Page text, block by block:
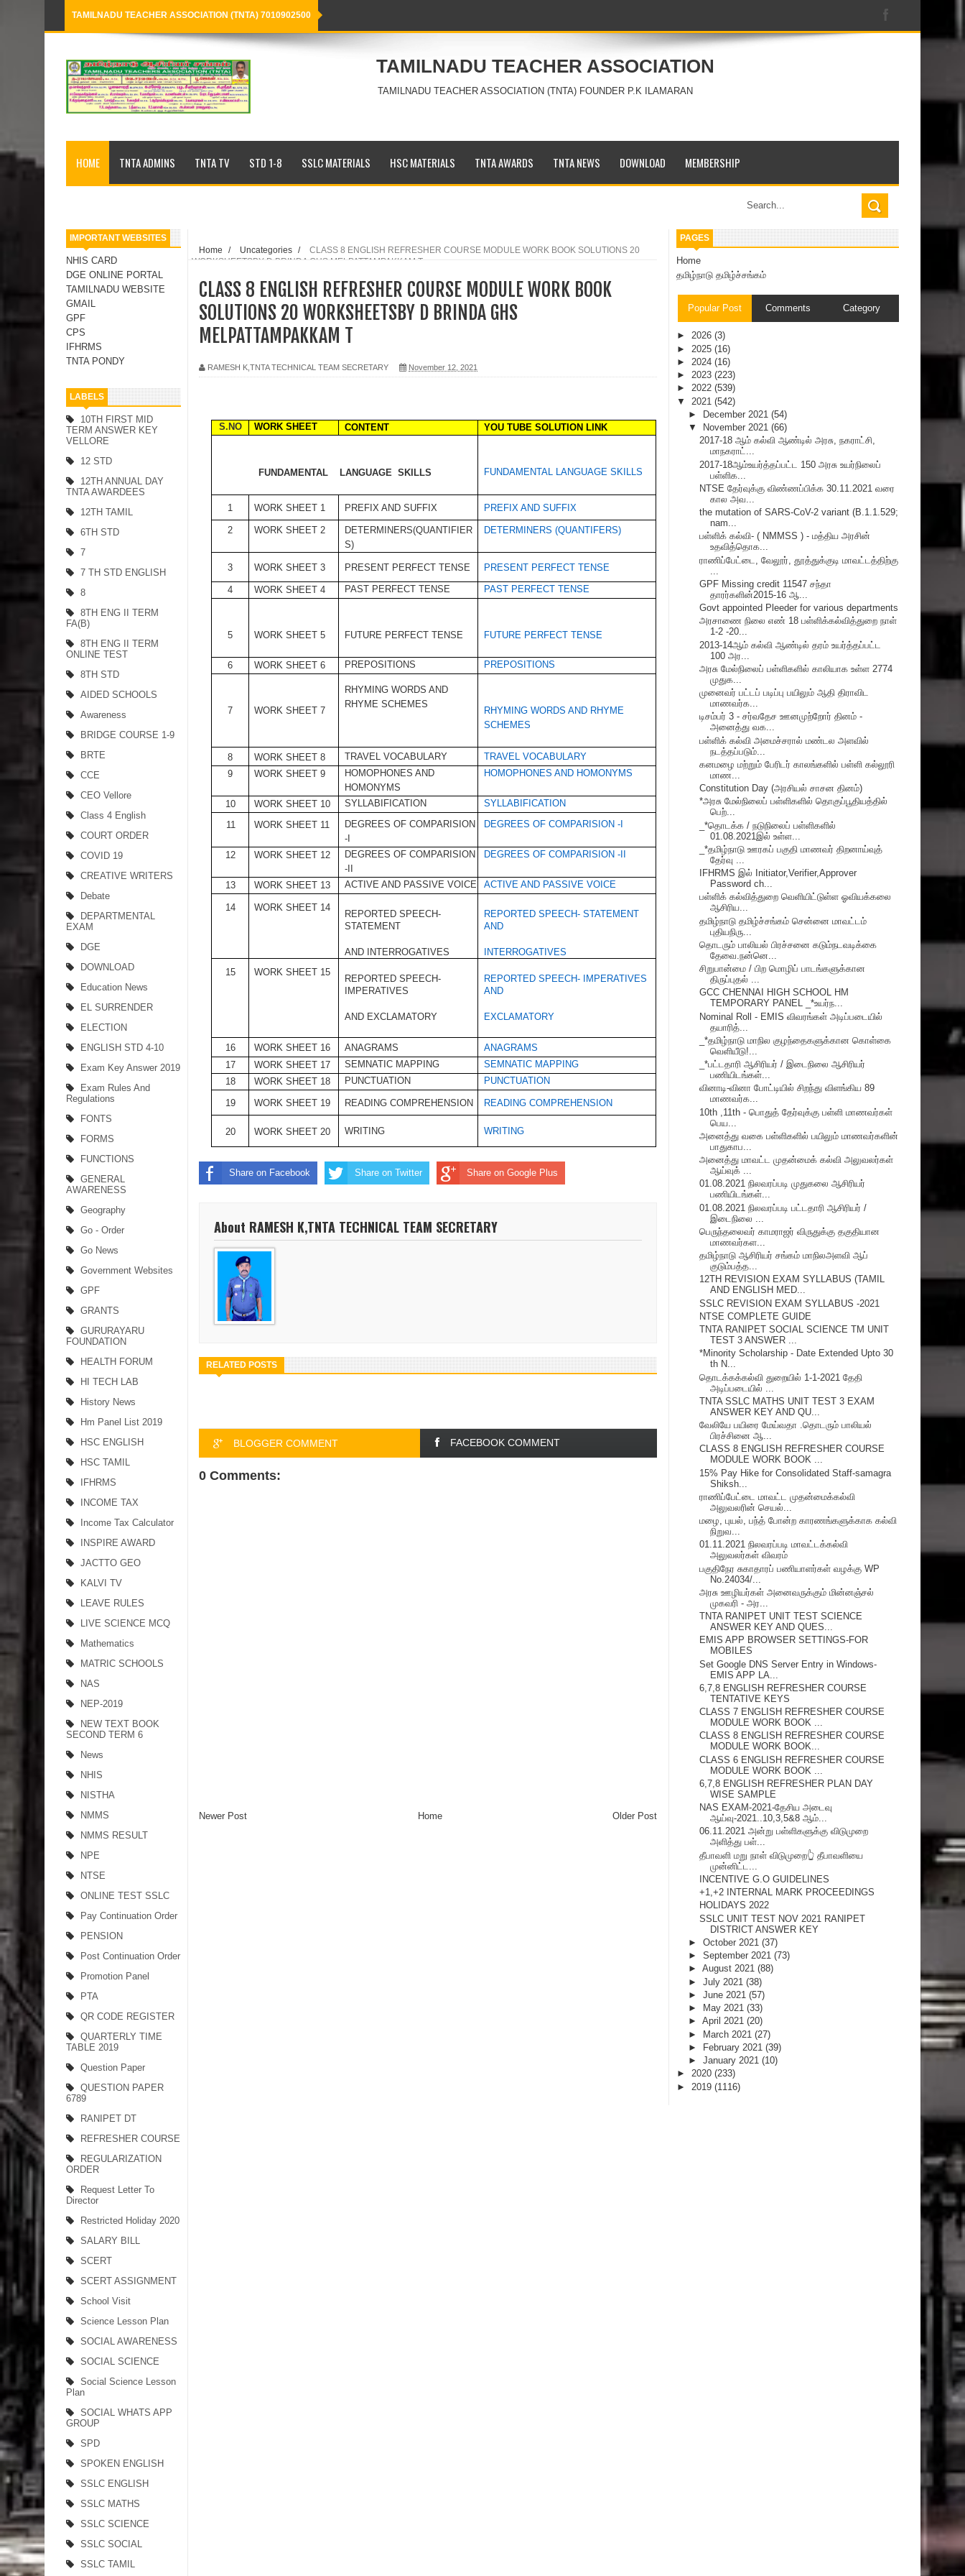
TAMILNADU TEACHER ASSOCIATION (TNTA) 7010902500
Loading...
TAMILNADU TEACHER ASSOCIATION
TAMILNADU TEACHER ASSOCIATION (TNTA) FOUNDER P.K ILAMARAN
HOME TNTA ADMINS TNTA TV STD 1-8 SSLC MATERIALS HSC MATERIALS TNTA AWARDS TNTA NEWS DOWNLOAD MEMBERSHIP
IMPORTANT WEBSITES
NHIS CARD
DGE ONLINE PORTAL
TAMILNADU WEBSITE
GMAIL
GPF
CPS
IFHRMS
TNTA PONDY
LABELS
10TH FIRST MID
TERM ANSWER KEY
VELLORE
12 STD
12TH ANNUAL DAY
TNTA AWARDEES
12TH TAMIL
6TH STD
7
7 TH STD ENGLISH
8
8TH ENG II TERM
FA(B)
8TH ENG II TERM
ONLINE TEST
8TH STD
AIDED SCHOOLS
Awareness
BRIDGE COURSE 1-9
BRTE
CCE
CEO Vellore
Class 4 English
COURT ORDER
COVID 19
CREATIVE WRITERS
Debate
DEPARTMENTAL
EXAM
DGE
DOWNLOAD
Education News
EL SURRENDER
ELECTION
ENGLISH STD 4-10
Exam Key Answer 2019
Exam Rules And
Regulations
FONTS
FORMS
FUNCTIONS
GENERAL
AWARENESS
Geography
Go - Order
Go News
Government Websites
GPF
GRANTS
GURURAYARU
FOUNDATION
HEALTH FORUM
HI TECH LAB
History News
Hm Panel List 2019
HSC ENGLISH
HSC TAMIL
IFHRMS
INCOME TAX
Income Tax Calculator
INSPIRE AWARD
JACTTO GEO
KALVI TV
LEAVE RULES
LIVE SCIENCE MCQ
Mathematics
MATRIC SCHOOLS
NAS
NEP-2019
NEW TEXT BOOK
SECOND TERM 6
News
NHIS
NISTHA
NMMS
NMMS RESULT
NPE
NTSE
ONLINE TEST SSLC
Pay Continuation Order
PENSION
Post Continuation Order
Promotion Panel
PTA
QR CODE REGISTER
QUARTERLY TIME
TABLE 2019
Question Paper
QUESTION PAPER
6789
RANIPET DT
REFRESHER COURSE
REGULARIZATION
ORDER
Request Letter To
Director
Restricted Holiday 2020
SALARY BILL
SCERT
SCERT ASSIGNMENT
School Visit
Science Lesson Plan
SOCIAL AWARENESS
SOCIAL SCIENCE
Social Science Lesson
Plan
SOCIAL WHATS APP
GROUP
SPD
SPOKEN ENGLISH
SSLC ENGLISH
SSLC MATHS
SSLC SCIENCE
SSLC SOCIAL
SSLC TAMIL
Home / Uncategories /
CLASS 8 ENGLISH REFRESHER COURSE MODULE WORK BOOK SOLUTIONS 20
WORKSHEETSBY D BRINDA GHS MELPATTAMPAKKAM T
CLASS 8 ENGLISH REFRESHER COURSE MODULE WORK BOOK
SOLUTIONS 20 WORKSHEETSBY D BRINDA GHS
MELPATTAMPAKKAM T
RAMESH K,TNTA TECHNICAL TEAM SECRETARY November 12, 2021
S.NO WORK SHEET CONTENT YOU TUBE SOLUTION LINK
FUNDAMENTAL LANGUAGE SKILLS FUNDAMENTAL LANGUAGE SKILLS
1 WORK SHEET 1 PREFIX AND SUFFIX PREFIX AND SUFFIX
2 WORK SHEET 2
DETERMINERS(QUANTIFIER
S)
DETERMINERS (QUANTIFERS)
3 WORK SHEET 3 PRESENT PERFECT TENSE PRESENT PERFECT TENSE
4 WORK SHEET 4 PAST PERFECT TENSE PAST PERFECT TENSE
5 WORK SHEET 5 FUTURE PERFECT TENSE FUTURE PERFECT TENSE
6 WORK SHEET 6 PREPOSITIONS PREPOSITIONS
7 WORK SHEET 7
RHYMING WORDS AND
RHYME SCHEMES
RHYMING WORDS AND RHYME
SCHEMES
8 WORK SHEET 8 TRAVEL VOCABULARY
TRAVEL VOCABULARY
9
WORK SHEET 9
HOMOPHONES AND
HOMONYMS
HOMOPHONES AND HOMONYMS
10 WORK SHEET 10 SYLLABIFICATION
SYLLABIFICATION
11
WORK SHEET 11
DEGREES OF COMPARISION
-I
DEGREES OF COMPARISION -I
12 WORK SHEET 12
DEGREES OF COMPARISION
-II
DEGREES OF COMPARISION -II
13 WORK SHEET 13 ACTIVE AND PASSIVE VOICE ACTIVE AND PASSIVE VOICE
14 WORK SHEET 14
REPORTED SPEECH-
STATEMENT
AND INTERROGATIVES
REPORTED SPEECH- STATEMENT
AND
INTERROGATIVES
15
WORK SHEET 15
REPORTED SPEECH-
IMPERATIVES
AND EXCLAMATORY
REPORTED SPEECH- IMPERATIVES
AND
EXCLAMATORY
16 WORK SHEET 16 ANAGRAMS
ANAGRAMS
17
WORK SHEET 17 SEMNATIC MAPPING
SEMNATIC MAPPING
18
WORK SHEET 18 PUNCTUATION PUNCTUATION
19 WORK SHEET 19 READING COMPREHENSION READING COMPREHENSION
20 WORK SHEET 20 WRITING WRITING
Share on Facebook Share on Twitter Share on Google Plus
About RAMESH K,TNTA TECHNICAL TEAM SECRETARY
RELATED POSTS
BLOGGER COMMENT FACEBOOK COMMENT
0 Comments:
Newer Post Older Post
Home
PAGES
Home
தமிழ்நாடு தமிழ்ச்சங்கம்
Popular Post Comments Category
► 2026 (3)
► 2025 (16)
► 2024 (16)
► 2023 (223)
► 2022 (539)
▼ 2021 (542)
►
December 2021 (54)
▼
November 2021 (66)
2017-18 ஆம் கல்வி ஆண்டில் அரசு, நகராட்சி,
மாநகராட்...
2017-18ஆம்உயர்த்தப்பட்ட 150 அரசு உயர்நிலைப்
பள்ளிக...
NTSE தேர்வுக்கு விண்ணப்பிக்க 30.11.2021 வரை
கால அவ...
the mutation of SARS-CoV-2 variant (B.1.1.529;
nam...
பள்ளிக் கல்வி- ( NMMSS ) - மத்திய அரசின்
உதவித்தொக...
ராணிப்பேட்டை, வேலூர், தூத்துக்குடி மாவட்டத்திற்கு
GPF Missing credit 11547 சந்தா
தாரர்களின்2015-16 ஆ...
Govt appointed Pleeder for various departments
அரசாணை நிலை எண் 18 பள்ளிக்கல்வித்துறை நாள்
1-2 -20...
2013-14ஆம் கல்வி ஆண்டில் தரம் உயர்த்தப்பட்ட
100 அர...
அரசு மேல்நிலைப் பள்ளிகளில் காலியாக உள்ள 2774
முதுக...
முனைவர் பட்டப் படிப்பு பயிலும் ஆதி திராவிட
மாணவர்க...
டிசம்பர் 3 - சர்வதேச ஊனமுற்றோர் தினம் -
அனைத்து வக...
பள்ளிக் கல்வி அமைச்சரால் மண்டல அளவில்
நடத்தப்படும்...
கனமழை மற்றும் பேரிடர் காலங்களில் பள்ளி கல்லூரி
மாண...
Constitution Day (அரசியல் சாசன தினம்)
*அரசு மேல்நிலைப் பள்ளிகளில் தொகுப்பூதியத்தில்
பெற்...
_*தொடக்க / நடுநிலைப் பள்ளிகளில்
01.08.2021இல் உள்ள...
_*தமிழ்நாடு ஊரகப் பகுதி மாணவர் திறனாய்வுத்
தேர்வு ...
IFHRMS இல் Initiator,Verifier,Approver
Password ch...
பள்ளிக் கல்வித்துறை வெளியிட்டுள்ள ஓவியக்கலை
ஆசிரிய...
தமிழ்நாடு தமிழ்ச்சங்கம் சென்னை மாவட்டம்
புதியநிரு...
தொடரும் பாலியல் பிரச்சனை கடும்நடவடிக்கை
தேவை.நன்னெ...
சிறுபான்மை / பிற மொழிப் பாடங்களுக்கான
திருப்புதல் ...
GCC CHENNAI HIGH SCHOOL HM
TEMPORARY PANEL _*உயர்ந...
Nominal Roll - EMIS விவரங்கள் அடிப்படையில்
தயாரித்...
_*தமிழ்நாடு மாநில குழந்தைகளுக்கான கொள்கை
வெளியீடு!...
_*பட்டதாரி ஆசிரியர் / இடைநிலை ஆசிரியர்
பணியிடங்கள்...
வினாடி-வினா போட்டியில் சிறந்து விளங்கிய 89
மாணவர்க...
10th ,11th - பொதுத் தேர்வுக்கு பள்ளி மாணவர்கள்
பெய...
அனைத்து வகை பள்ளிகளில் பயிலும் மாணவர்களின்
பாதுகாப...
அனைத்து மாவட்ட முதன்மைக் கல்வி அலுவலர்கள்
ஆய்வுக் ...
01.08.2021 நிலவரப்படி முதுகலை ஆசிரியர்
பணியிடங்கள்...
01.08.2021 நிலவரப்படி பட்டதாரி ஆசிரியர் /
இடைநிலை ...
பெருந்தலைவர் காமராஜர் விருதுக்கு தகுதியான
மாணவர்கள...
தமிழ்நாடு ஆசிரியர் சங்கம் மாநிலஅளவி ஆப்
குடும்பத்த...
12TH REVISION EXAM SYLLABUS (TAMIL
AND ENGLISH MED...
SSLC REVISION EXAM SYLLABUS -2021
NTSE COMPLETE GUIDE
TNTA RANIPET SOCIAL SCIENCE TM UNIT
TEST 3 ANSWER ...
*Minority Scholarship - Date Extended Upto 30
th N...
தொடக்கக்கல்வி துறையில் 1-1-2021 தேதி
அடிப்படையில் ...
TNTA SSLC MATHS UNIT TEST 3 EXAM
ANSWER KEY AND QU...
வேலியே பயிரை மேய்வதா .தொடரும் பாலியல்
பிரச்சினை ஆ...
CLASS 8 ENGLISH REFRESHER COURSE
MODULE WORK BOOK ...
15% Pay Hike for Consolidated Staff-samagra
Shiksh...
ராணிப்பேட்டை மாவட்ட முதன்மைக்கல்வி
அலுவலரின் செயல்...
மழை, புயல், பந்த் போன்ற காரணங்களுக்காக கல்வி
நிறுவ...
01.11.2021 நிலவரப்படி மாவட்டக்கல்வி
அலுவலர்கள் விவரம்
பகுதிநேர சுகாதாரப் பணியாளர்கள் வழக்கு WP
No.24034/...
அரசு ஊழியர்கள் அனைவருக்கும் மின்னஞ்சல்
முகவரி - அர...
TNTA RANIPET UNIT TEST SCIENCE
ANSWER KEY AND QUES...
EMIS APP BROWSER SETTINGS-FOR
MOBILES
Set Google DNS Server Entry in Windows-
EMIS APP LA...
6,7,8 ENGLISH REFRESHER COURSE
TENTATIVE KEYS
CLASS 7 ENGLISH REFRESHER COURSE
MODULE WORK BOOK ...
CLASS 8 ENGLISH REFRESHER COURSE
MODULE WORK BOOK...
CLASS 6 ENGLISH REFRESHER COURSE
MODULE WORK BOOK ...
6,7,8 ENGLISH REFRESHER PLAN DAY
WISE SAMPLE
NAS EXAM-2021-தேசிய அடைவு
ஆய்வு-2021..10,3,5&8 ஆம்...
06.11.2021 அன்று பள்ளிகளுக்கு விடுமுறை
அளித்து பள்...
தீபாவளி மறு நாள் விடுமுறை👆 தீபாவளியை
முன்னிட்ட...
INCENTIVE G.O GUIDELINES
+1,+2 INTERNAL MARK PROCEEDINGS
HOLIDAYS 2022
SSLC UNIT TEST NOV 2021 RANIPET
DISTRICT ANSWER KEY
► October 2021 (37)
► September 2021 (73)
► August 2021 (88)
► July 2021 (38)
► June 2021 (57)
►
May 2021 (33)
► April 2021 (20)
► March 2021 (27)
►
February 2021 (39)
► January 2021 (10)
► 2020 (233)
► 2019 (1116)